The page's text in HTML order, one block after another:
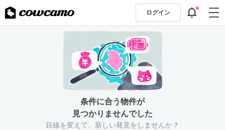
ログイン
条件に合う物件が
見つかりませんでした
目線を変えて、新しい発見をしませんか？